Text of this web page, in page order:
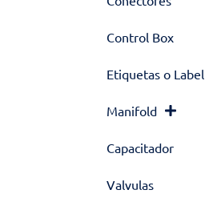
Control Box
Etiquetas o Label
Manifold
Capacitador
Valvulas